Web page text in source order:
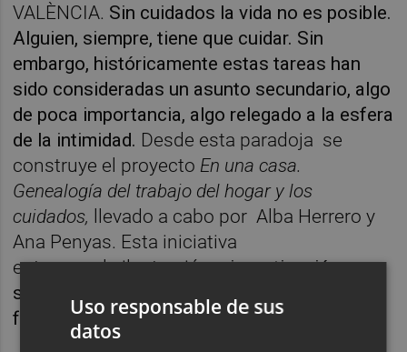
VALÈNCIA. Sin cuidados la vida no es posible.
Alguien, siempre, tiene que cuidar. Sin
embargo, históricamente estas tareas han
sido consideradas un asunto secundario, algo
de poca importancia, algo relegado a la esfera
de la intimidad. Desde esta paradoja se
construye el proyecto En una casa.
Genealogía del trabajo del hogar y los
cuidados,
llevado a cabo por Alba Herrero y
Ana Penyas. Esta iniciativa
entremezcla ilustracióne investigación
social para abordar una realidad tan
feminizada como precaria.
Uso responsable de sus
datos